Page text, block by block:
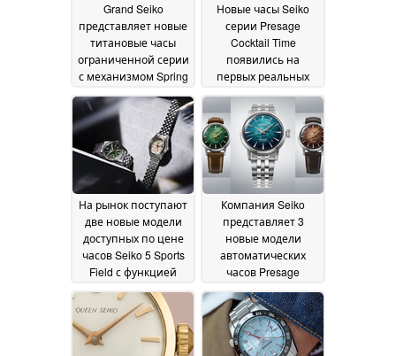
Grand Seiko
представляет новые
титановые часы
ограниченной серии
с механизмом Spring
Drive01 August 2026
Новые часы Seiko
серии Presage
Cocktail Time
появились на
первых реальных
фотографиях с
яркими
циферблатами 09 July
2026
На рынок поступают
две новые модели
доступных по цене
часов Seiko 5 Sports
Field с функцией
GMT08 July 2026
Компания Seiko
представляет 3
новые модели
автоматических
часов Presage
Cocktail Time с
циферблатами с
солнечным узором07
July 2026